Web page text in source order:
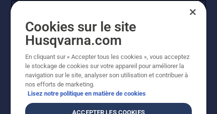
© Husqvarna AB (publ). Tous droits réservés. Les prix
indiqués sont des prix de vente conseillés. Photos non
contractuelles. Tous les prix indiqués sont des prix de
disponible pour un achat direct.
Cookies sur le site
Husqvarna.com
En cliquant sur « Accepter tous les cookies », vous acceptez
le stockage de cookies sur votre appareil pour améliorer la
navigation sur le site, analyser son utilisation et contribuer à
nos efforts de marketing.
Lisez notre politique en matière de cookies
ACCEPTER LES COOKIES